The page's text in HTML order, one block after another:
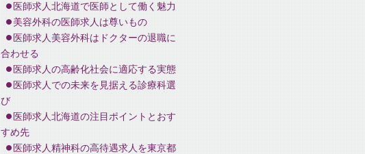
医師求人北海道で医師として働く魅力
美容外科の医師求人は尊いもの
医師求人美容外科はドクターの退職に
合わせる
医師求人の高齢化社会に適応する実態
医師求人での未来を見据える診療科選
び
医師求人北海道の注目ポイントとおす
すめ先
医師求人精神科の高待遇求人を東京都